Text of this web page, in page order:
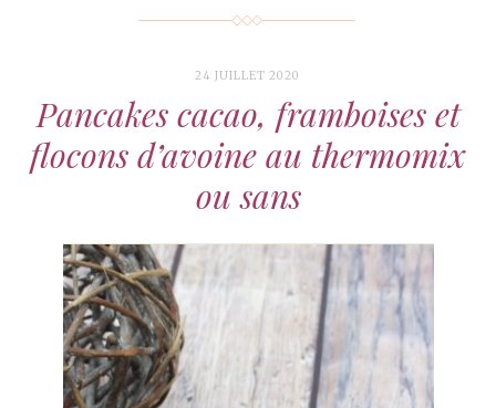
24 JUILLET 2020
Pancakes cacao, framboises et
flocons d’avoine au thermomix
ou sans